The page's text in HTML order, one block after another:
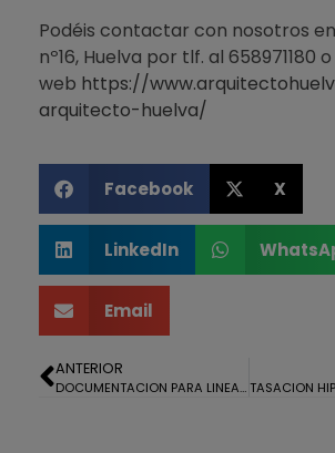
Podéis contactar con nosotros
nº16, Huelva por tlf. al 658971180
web https://
arquitecto-huelva/
Facebook X
LinkedIn
Email
ANTERIOR
DOCUMENTACION PARA LINEA 3 DE AYUDAS DEL PLAN ECO-VIVIENDA